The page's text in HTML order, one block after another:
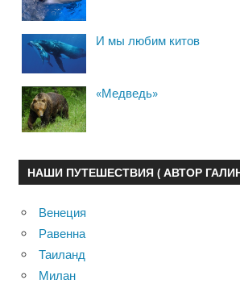
И мы любим китов
«Медведь»
НАШИ ПУТЕШЕСТВИЯ ( АВТОР
Венеция
Равенна
Таиланд
Милан